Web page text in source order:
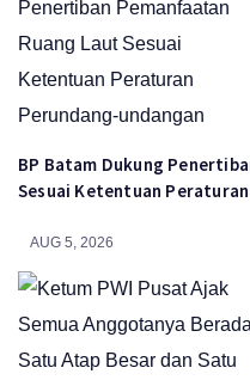
BP Batam Dukung
Sesuai Ketentuan
AUG 5, 2026